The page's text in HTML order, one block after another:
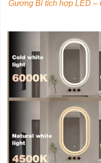
Gương Bỉ tích hợp LED –